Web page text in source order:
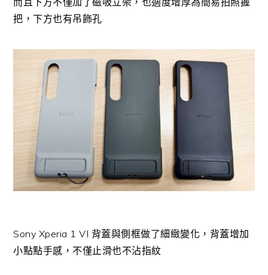
把，下方也有吊飾孔
Sony Xperia 1 VI 背蓋與側框做了細緻變化，背蓋增加
小點點手感，不僅止滑也不沾指紋